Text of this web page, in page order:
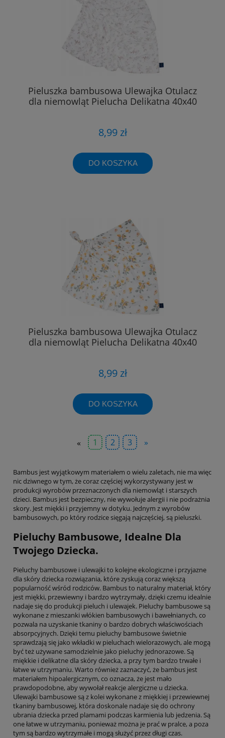
Pieluszka bambusowa Ulewajka Otulacz
dla niemowląt Pielucha Delikatna 40x40
8,99 zł
DO KOSZYKA
Pieluszka bambusowa Ulewajka Otulacz
dla niemowląt Pielucha Delikatna 40x40
8,99 zł
DO KOSZYKA
« 1 2 3 »
Bambus jest wyjątkowym materiałem o wielu zaletach, nie ma więc
nic dziwnego w tym, że coraz częściej wykorzystywany jest w
produkcji wyrobów przeznaczonych dla niemowląt i starszych
dzieci. Bambus jest bezpieczny, nie wywołuje alergii i nie podrażnia
skory. Jest miękki i przyjemny w dotyku. Jednym z wyrobów
bambusowych, po który rodzice sięgają najczęściej, są pieluszki.
Pieluchy Bambusowe, Idealne Dla
Twojego Dziecka.
Pieluchy bambusowe i ulewajki to kolejne ekologiczne i przyjazne
dla skóry dziecka rozwiązania, które zyskują coraz większą
popularność wśród rodziców. Bambus to naturalny materiał, który
jest miękki, przewiewny i bardzo wytrzymały, dzięki czemu idealnie
nadaje się do produkcji pieluch i ulewajek. Pieluchy bambusowe są
wykonane z mieszanki włókien bambusowych i bawełnianych, co
pozwala na uzyskanie tkaniny o bardzo dobrych właściwościach
absorpcyjnych. Dzięki temu pieluchy bambusowe świetnie
sprawdzają się jako wkładki w pieluchach wielorazowych, ale mogą
być też używane samodzielnie jako pieluchy jednorazowe. Są
miękkie i delikatne dla skóry dziecka, a przy tym bardzo trwałe i
łatwe w utrzymaniu. Warto również zaznaczyć, że bambus jest
materiałem hipoalergicznym, co oznacza, że jest mało
prawdopodobne, aby wywołał reakcje alergiczne u dziecka.
Ulewajki bambusowe są z kolei wykonane z miękkiej i przewiewnej
tkaniny bambusowej, która doskonale nadaje się do ochrony
ubrania dziecka przed plamami podczas karmienia lub jedzenia. Są
one łatwe w utrzymaniu, ponieważ można je prać w pralce, a poza
tym są bardzo wytrzymałe i mogą służyć przez długi czas.